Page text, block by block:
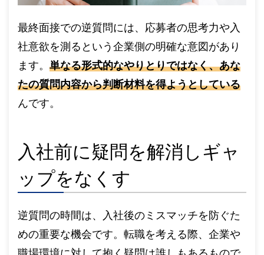
最終面接での逆質問には、応募者の思考力や入
社意欲を測るという企業側の明確な意図があり
ます。 単なる形式的なやりとりではなく、あな
たの質問内容から判断材料を得ようとしている
んです。
入社前に疑問を解消しギャ
ップをなくす
逆質問の時間は、入社後のミスマッチを防ぐた
めの重要な機会です。転職を考える際、企業や